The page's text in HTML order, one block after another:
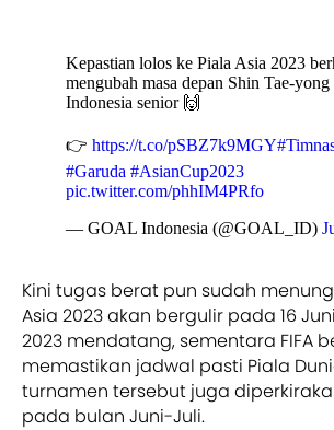
Kepastian lolos ke Piala Asia 2023
mengubah masa depan Shin Tae-
Indonesia senior 🙌
👉 https://t.co/pSBZ7k9MGY
#Garuda #AsianCup2023
pic.twitter.com/phhIM4PRfo
— GOAL Indonesia (@GOAL_ID)
Kini tugas berat pun sudah
Asia 2023 akan bergulir pada 16
2023 mendatang, sementara FIFA
memastikan jadwal pasti Piala
turnamen tersebut juga
pada bulan Juni-Juli.